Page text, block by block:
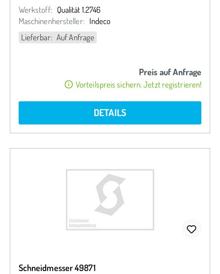
Werkstoff: Qualität 1.2746
Maschinenhersteller: Indeco
Lieferbar: Auf Anfrage
Preis auf Anfrage
Vorteilspreis sichern. Jetzt registrieren!
DETAILS
Schneidmesser 49871